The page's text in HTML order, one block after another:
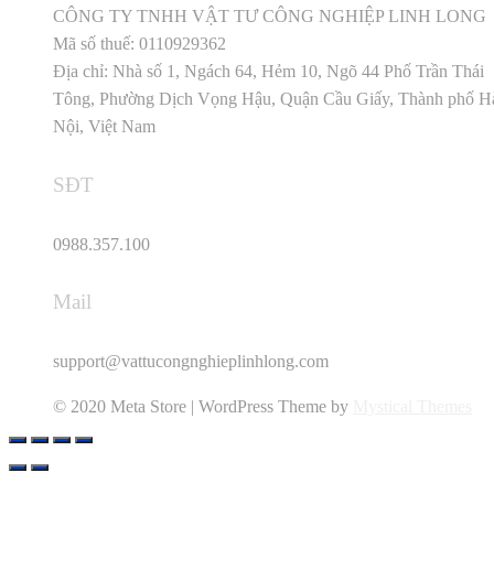
CÔNG TY TNHH VẬT TƯ CÔNG NGHIỆP LINH LONG
Mã số thuế: 0110929362
Địa chỉ: Nhà số 1, Ngách 64, Hẻm 10, Ngõ 44 Phố Trần Thái
Tông, Phường Dịch Vọng Hậu, Quận Cầu Giấy, Thành phố
Nội, Việt Nam
SĐT
0988.357.100
Mail
support@vattucongnghieplinhlong.com
© 2020 Meta Store | WordPress Theme by